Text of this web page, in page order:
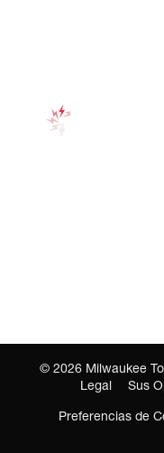
© 2026 Milwaukee
Legal
Sus
Preferencias de